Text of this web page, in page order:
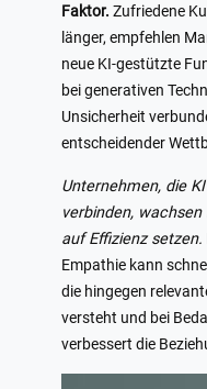
Faktor. Zufriedene
länger, empfehlen
neue KI-gestützte
bei generativen
Unsicherheit
entscheidender
Unternehmen, die
verbinden,
auf Effizienz setzen.
Empathie kann
die hingegen
versteht und bei
verbessert die